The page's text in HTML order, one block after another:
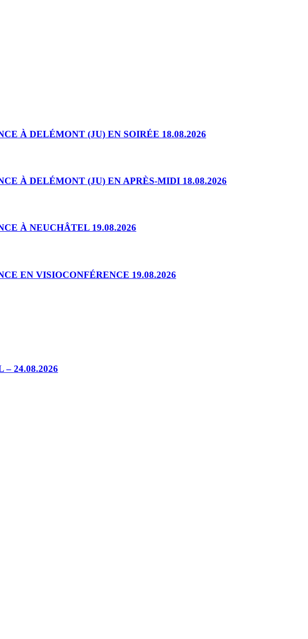
À DELÉMONT (JU) EN SOIRÉE 18.08.2026
À DELÉMONT (JU) EN APRÈS-MIDI 18.08.2026
À NEUCHÂTEL 19.08.2026
EN VISIOCONFÉRENCE 19.08.2026
24.08.2026